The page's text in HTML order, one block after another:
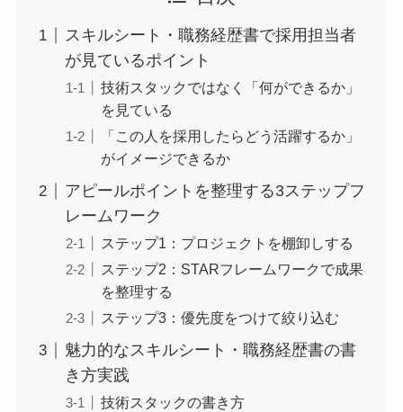
スキルシート・職務経歴書で採用担当者
が見ているポイント
技術スタックではなく「何ができるか」
を見ている
「この人を採用したらどう活躍するか」
がイメージできるか
アピールポイントを整理する3ステップフ
レームワーク
ステップ1：プロジェクトを棚卸しする
ステップ2：STARフレームワークで成果
を整理する
ステップ3：優先度をつけて絞り込む
魅力的なスキルシート・職務経歴書の書
き方実践
技術スタックの書き方